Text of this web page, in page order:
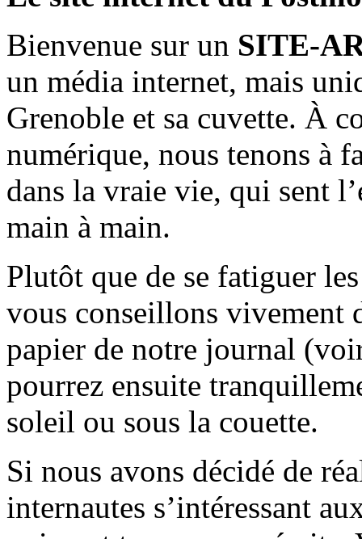
Bienvenue sur un SITE-
un média internet, mais
Grenoble et sa cuvette. À
numérique, nous tenons à
dans la vraie vie, qui sent
main à main.
Plutôt que de se fatiguer
vous conseillons vivement
papier de notre journal
pourrez ensuite
soleil ou sous la couette.
Si nous avons décidé de
internautes s’intéressant